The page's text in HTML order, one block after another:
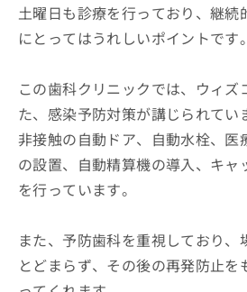
土曜日も診療を行っており、継続
にとってはうれしいポイントです。
この歯科クリニックでは、ウィズ
た、感染予防対策が講じられてい
非接触の自動ドア、自動水栓、医
の設置、自動精算機の導入、キャ
を行っています。
また、予防歯科を重視しており、
とどまらず、その後の再発防止